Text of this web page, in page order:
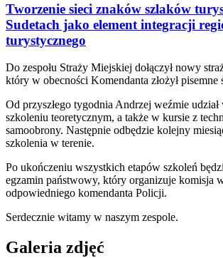
Tworzenie sieci znaków szlaków
Sudetach jako element integracji
turystycznego
Do zespołu Straży Miejskiej dołączył nowy
który w obecności Komendanta złożył pisemne
Od przyszłego tygodnia Andrzej weźmie
szkoleniu teoretycznym, a także w kursie z
samoobrony. Następnie odbędzie kolejny
szkolenia w terenie.
Po ukończeniu wszystkich etapów szkoleń
egzamin państwowy, który organizuje komisja
odpowiedniego komendanta Policji.
Serdecznie witamy w naszym zespole.
Galeria zdjęć